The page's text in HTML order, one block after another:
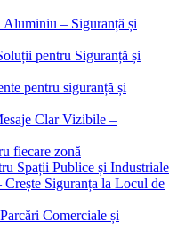
Aluminiu – Siguranță și
pentru Siguranță și
pentru siguranță și
Clar Vizibile –
fiecare zonă
Spații Publice și Industriale
Siguranța la Locul de
Comerciale și